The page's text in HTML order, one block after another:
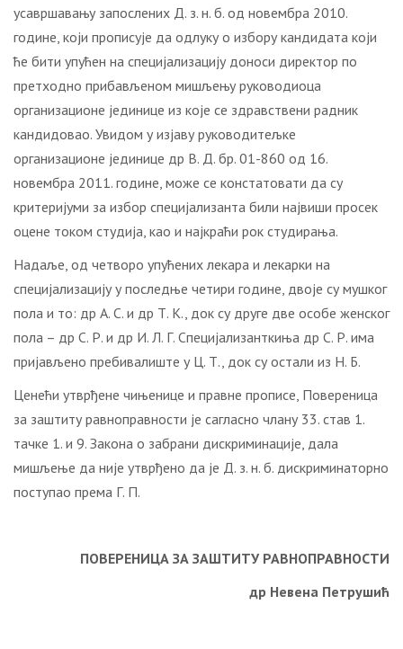
усавршавању запослених Д. з. н. б. од новембра 2010.
године, који прописује да одлуку о избору кандидата који
ће бити упућен на специјализацију доноси директор по
претходно прибављеном мишљењу руководиоца
организационе јединице из које се здравствени радник
кандидовао. Увидом у изјаву руководитељке
организационе јединице др В. Д. бр. 01-860 од 16.
новембра 2011. године, може се констатовати да су
критеријуми за избор специјализанта били највиши просек
оцене током студија, као и најкраћи рок студирања.
Надаље, од четворо упућених лекара и лекарки на
специјализацију у последње четири године, двоје су мушког
пола и то: др А. С. и др Т. К., док су друге две особе женског
пола – др С. Р. и др И. Л. Г. Специјализанткиња др С. Р. има
пријављено пребивалиште у Ц. Т., док су остали из Н. Б.
Ценећи утврђене чињенице и правне прописе, Повереница
за заштиту равноправности је сагласно члану 33. став 1.
тачке 1. и 9. Закона о забрани дискриминације, дала
мишљење да није утврђено да је Д. з. н. б. дискриминаторно
поступао према Г. П.
ПОВЕРЕНИЦА ЗА ЗАШТИТУ РАВНОПРАВНОСТИ
др Невена Петрушић